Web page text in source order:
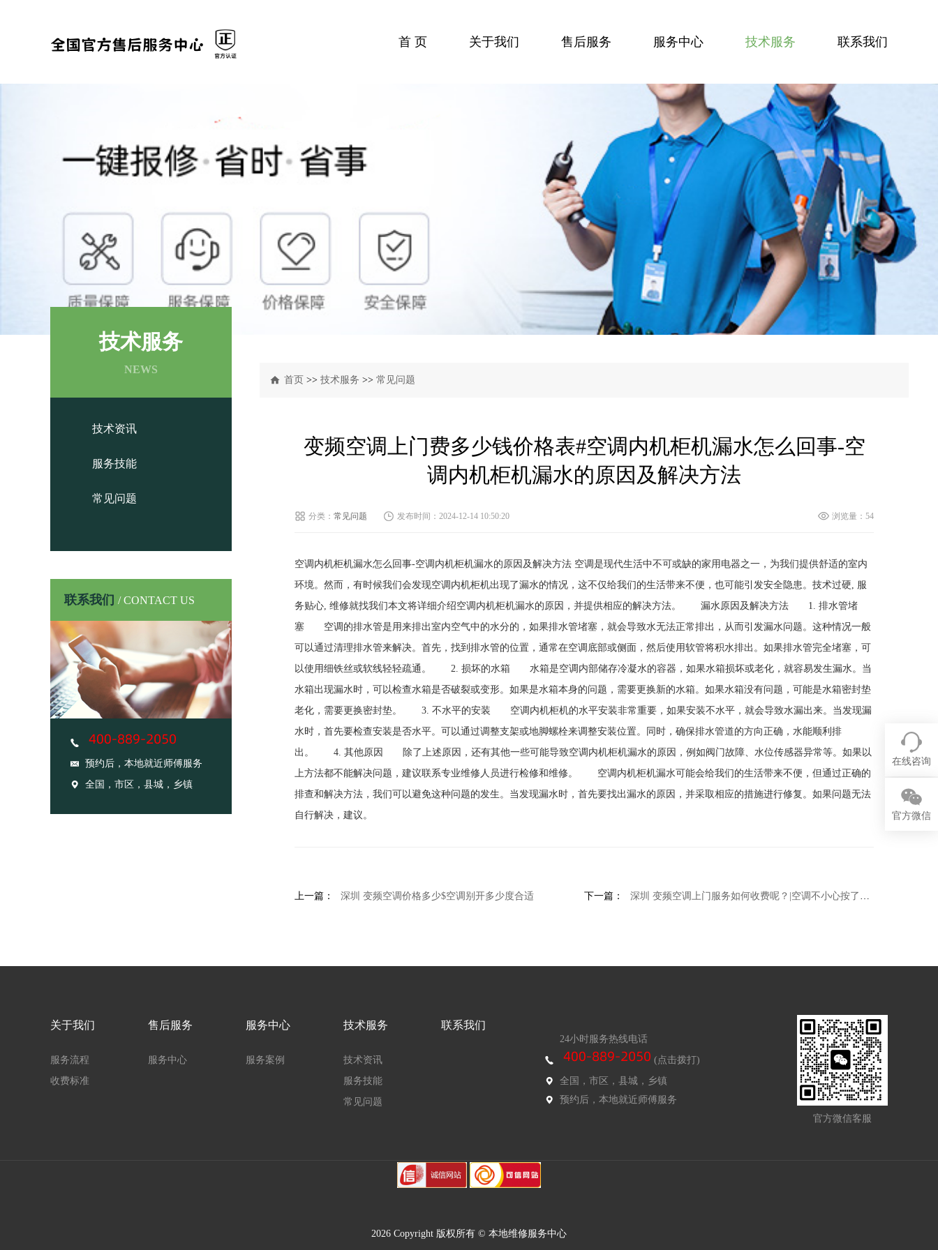
首 页 关于我们 售后服务 服务中心 技术服务 联系我们
技术服务
NEWS
技术资讯
服务技能
常见问题
联系我们 / CONTACT US
预约后，本地就近师傅服务
全国，市区，县城，乡镇
首页 >> 技术服务 >> 常见问题
变频空调上门费多少钱价格表#空调内机柜机漏水怎么回事-空
调内机柜机漏水的原因及解决方法
分类： 常见问题 发布时间：2024-12-14 10:50:20 浏览量：54
空调内机柜机漏水怎么回事-空调内机柜机漏水的原因及解决方法 空调是现代生活中不可或缺的家用电器之一，为我们提供舒适的室内
环境。然而，有时候我们会发现空调内机柜机出现了漏水的情况，这不仅给我们的生活带来不便，也可能引发安全隐患。技术过硬, 服
务贴心, 维修就找我们本文将详细介绍空调内机柜机漏水的原因，并提供相应的解决方法。 漏水原因及解决方法 1. 排水管堵
塞 空调的排水管是用来排出室内空气中的水分的，如果排水管堵塞，就会导致水无法正常排出，从而引发漏水问题。这种情况一般
可以通过清理排水管来解决。首先，找到排水管的位置，通常在空调底部或侧面，然后使用软管将积水排出。如果排水管完全堵塞，可
以使用细铁丝或软线轻轻疏通。 2. 损坏的水箱 水箱是空调内部储存冷凝水的容器，如果水箱损坏或老化，就容易发生漏水。当
水箱出现漏水时，可以检查水箱是否破裂或变形。如果是水箱本身的问题，需要更换新的水箱。如果水箱没有问题，可能是水箱密封垫
老化，需要更换密封垫。 3. 不水平的安装 空调内机柜机的水平安装非常重要，如果安装不水平，就会导致水漏出来。当发现漏
水时，首先要检查安装是否水平。可以通过调整支架或地脚螺栓来调整安装位置。同时，确保排水管道的方向正确，水能顺利排
出。 4. 其他原因 除了上述原因，还有其他一些可能导致空调内机柜机漏水的原因，例如阀门故障、水位传感器异常等。如果以
上方法都不能解决问题，建议联系专业维修人员进行检修和维修。 空调内机柜机漏水可能会给我们的生活带来不便，但通过正确的
排查和解决方法，我们可以避免这种问题的发生。当发现漏水时，首先要找出漏水的原因，并采取相应的措施进行修复。如果问题无法
自行解决，建议。
上一篇： 深圳 变频空调价格多少$空调别开多少度合适 下一篇： 深圳 变频空调上门服务如何收费呢？|空调不小心按了定时怎么取消
关于我们
服务流程
收费标准
售后服务
服务中心
服务中心
服务案例
技术服务
技术资讯
服务技能
常见问题
联系我们
24小时服务热线电话
(点击拨打)
全国，市区，县城，乡镇
预约后，本地就近师傅服务
官方微信客服
2026 Copyright 版权所有 © 本地维修服务中心
在线咨询
官方微信